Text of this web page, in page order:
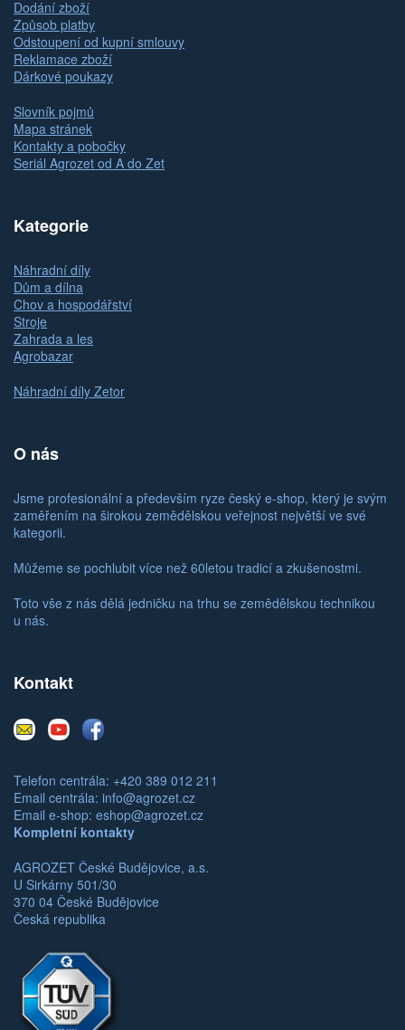
Dodání zboží
Způsob platby
Odstoupení od kupní smlouvy
Reklamace zboží
Dárkové poukazy
Slovník pojmů
Mapa stránek
Kontakty a pobočky
Seriál Agrozet od A do Zet
Kategorie
Náhradní díly
Dům a dílna
Chov a hospodářství
Stroje
Zahrada a les
Agrobazar
Náhradní díly Zetor
O nás
Jsme profesionální a především ryze český e-shop, který je svým
zaměřením na širokou zemědělskou veřejnost největší ve své
kategorii.
Můžeme se pochlubit více než 60letou tradicí a zkušenostmi.
Toto vše z nás dělá jedničku na trhu se zemědělskou technikou
u nás.
Kontakt
E-
mail
YoutubeFacebook
Telefon centrála: +420 389 012 211
Email centrála: info@agrozet.cz
Email e-shop: eshop@agrozet.cz
Kompletní kontakty
AGROZET České Budějovice, a.s.
U Sirkárny 501/30
370 04 České Budějovice
Česká republika